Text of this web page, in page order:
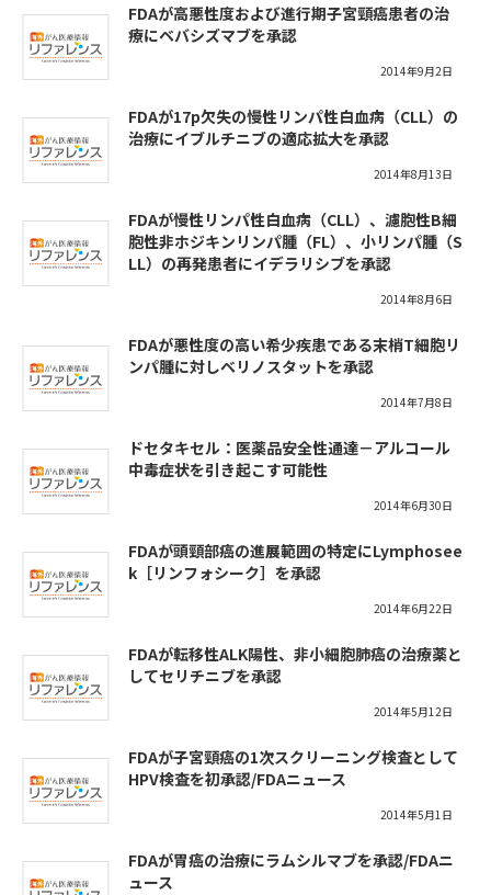
FDAが高悪性度および進行期子宮頸癌患者の治
療にベバシズマブを承認
2014年9月2日
FDAが17p欠失の慢性リンパ性白血病（CLL）の
治療にイブルチニブの適応拡大を承認
2014年8月13日
FDAが慢性リンパ性白血病（CLL）、濾胞性B細
胞性非ホジキンリンパ腫（FL）、小リンパ腫（S
LL）の再発患者にイデラリシブを承認
2014年8月6日
FDAが悪性度の高い希少疾患である末梢T細胞リ
ンパ腫に対しベリノスタットを承認
2014年7月8日
ドセタキセル：医薬品安全性通達－アルコール
中毒症状を引き起こす可能性
2014年6月30日
FDAが頭頸部癌の進展範囲の特定にLymphosee
k［リンフォシーク］を承認
2014年6月22日
FDAが転移性ALK陽性、非小細胞肺癌の治療薬と
してセリチニブを承認
2014年5月12日
FDAが子宮頸癌の1次スクリーニング検査として
HPV検査を初承認/FDAニュース
2014年5月1日
FDAが胃癌の治療にラムシルマブを承認/FDAニ
ュース